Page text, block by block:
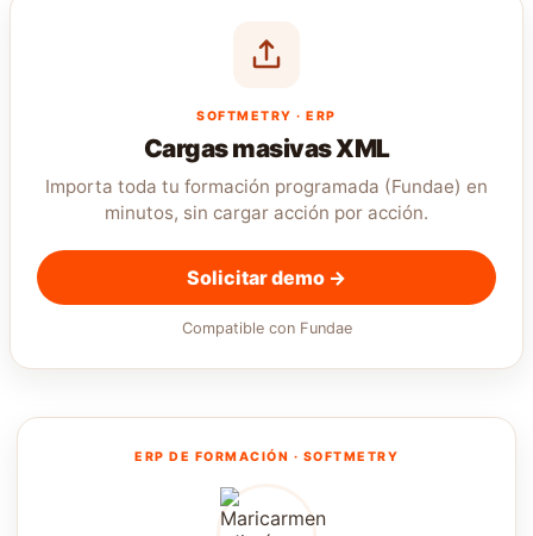
SOFTMETRY · ERP
Cargas masivas XML
Importa toda tu formación programada (Fundae) en
minutos, sin cargar acción por acción.
Solicitar demo →
Compatible con Fundae
ERP DE FORMACIÓN · SOFTMETRY